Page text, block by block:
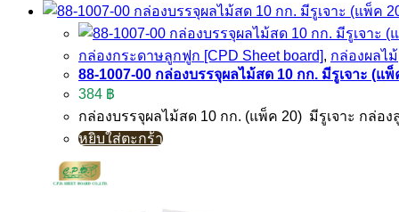
กล่องกระดาษลูกฟูก [CPD Sheet board], กล่องผลไม้
88-1007-00 กล่องบรรจุผลไม้สด 10 กก. มีรูเจาะ (แพ็
384 ฿
กล่องบรรจุผลไม้สด 10 กก. (แพ็ค 20) มีรูเจาะ กล่อ
หยิบใส่ตะกร้า